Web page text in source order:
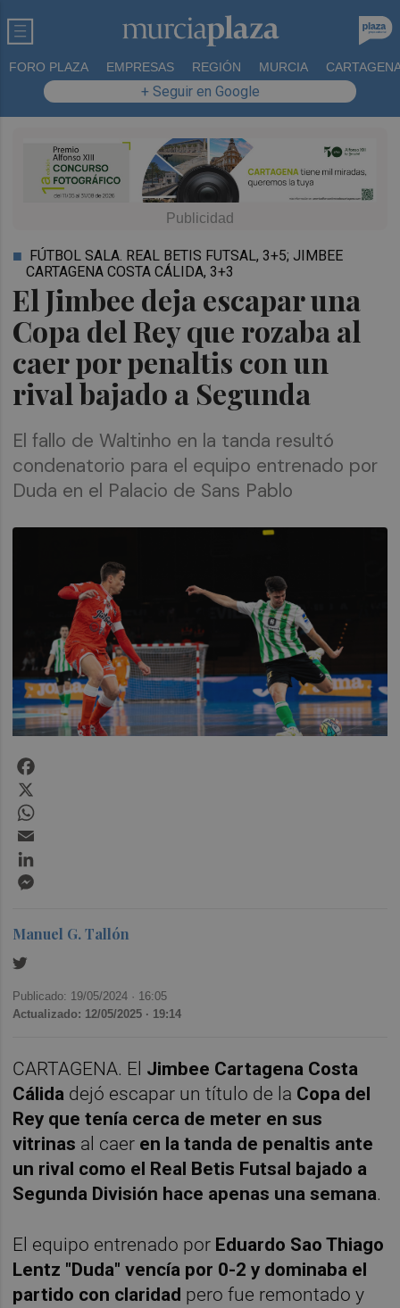
FORO PLAZA EMPRESAS REGIÓN MURCIA
+ Seguir en Google
El Jimbee deja escapar una
Copa del Rey que rozaba al
caer por penaltis con un
rival bajado a Segunda
FÚTBOL SALA. REAL BETIS FUTSAL, 3+5; JIMBEE
CARTAGENA COSTA CÁLIDA, 3+3
El fallo de Waltinho en la tanda resultó
condenatorio para el equipo entrenado por
Duda en el Palacio de Sans Pablo
Manuel G. Tallón
Publicado: 19/05/2024 · 16:05
Actualizado: 12/05/2025 · 19:14
CARTAGENA. El Jimbee Cartagena Costa
Cálida dejó escapar un título de la Copa del
Rey que tenía cerca de meter en sus
vitrinas al caer en la tanda de penaltis ante
un rival como el Real Betis Futsal bajado a
Segunda División hace apenas una semana.
El equipo entrenado por Eduardo Sao Thiago
Lentz "Duda" vencía por 0-2 y dominaba el
partido con claridad pero fue remontado y